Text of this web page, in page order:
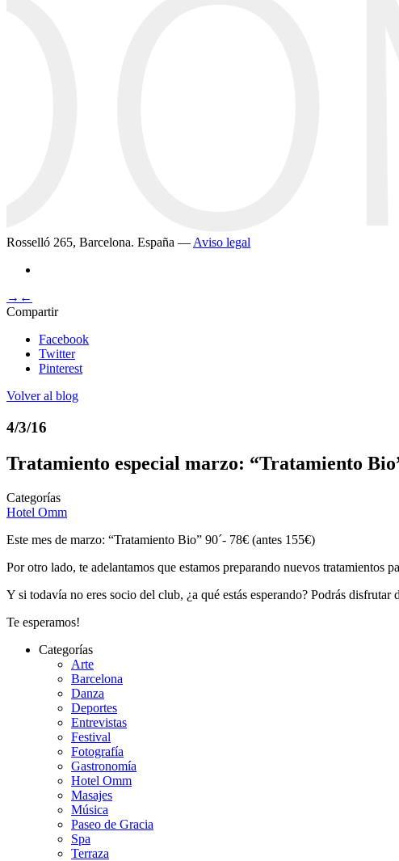
Rosselló 265, Barcelona. España — Aviso legal
→ ←
Compartir
Facebook
Twitter
Pinterest
Volver al blog
4/3/16
Tratamiento especial marzo: “Tratamiento
Categorías
Hotel Omm
Este mes de marzo: “Tratamiento Bio” 90´- 78€ (antes 155€)
Por otro lado, te adelantamos que estamos preparando nuevos tratamientos
Y si todavía no eres socio del club, ¿a qué estás esperando? Podrás disfrutar
Te esperamos!
Categorías
Arte
Barcelona
Danza
Deportes
Entrevistas
Festival
Fotografía
Gastronomía
Hotel Omm
Masajes
Música
Paseo de Gracia
Spa
Terraza